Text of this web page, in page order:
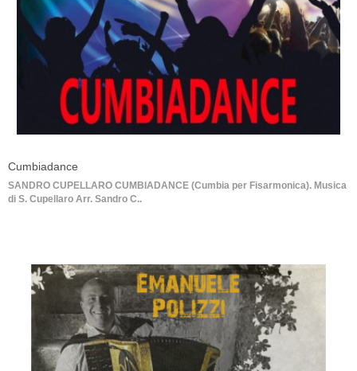
Cumbiadance
SANDRO CUPELLARO CUMBIADANCE (Cumbia per Fisarmonica). Musica
di S. Cupellaro Arr. Sandro C..